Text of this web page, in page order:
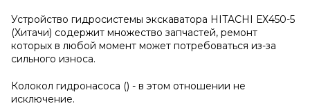
Устройство гидросистемы экскаватора HITACHI ЕХ450-5
(Хитачи) содержит множество запчастей, ремонт
которых в любой момент может потребоваться из-за
сильного износа.
Колокол гидронасоса () - в этом отношении не
исключение.